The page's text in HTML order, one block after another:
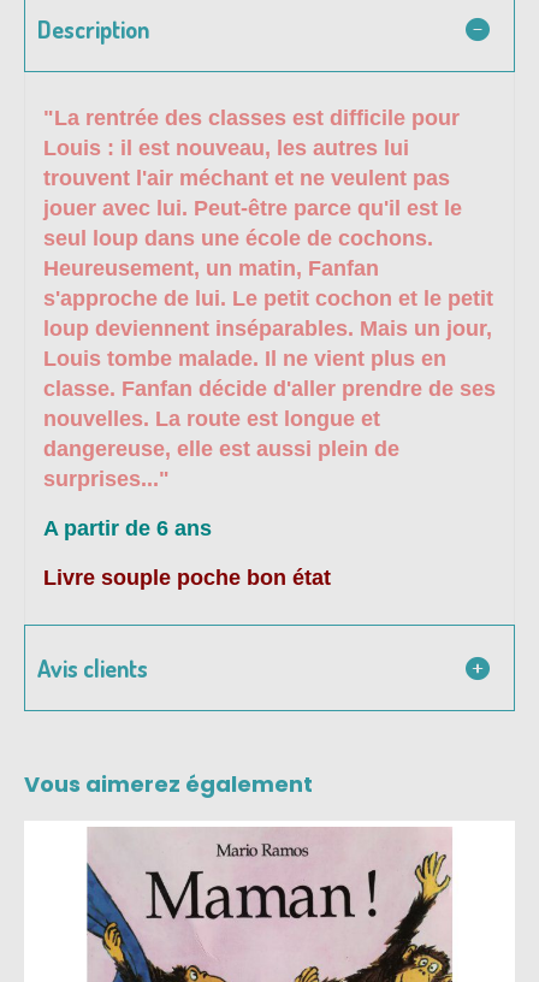
Description
"La rentrée des classes est difficile pour
Louis : il est nouveau, les autres lui
trouvent l'air méchant et ne veulent pas
jouer avec lui. Peut-être parce qu'il est le
seul loup dans une école de cochons.
Heureusement, un matin, Fanfan
s'approche de lui. Le petit cochon et le petit
loup deviennent inséparables. Mais un jour,
Louis tombe malade. Il ne vient plus en
classe. Fanfan décide d'aller prendre de ses
nouvelles. La route est longue et
dangereuse, elle est aussi plein de
surprises..."
A partir de 6 ans
Livre souple poche bon état
Avis clients
Vous aimerez également